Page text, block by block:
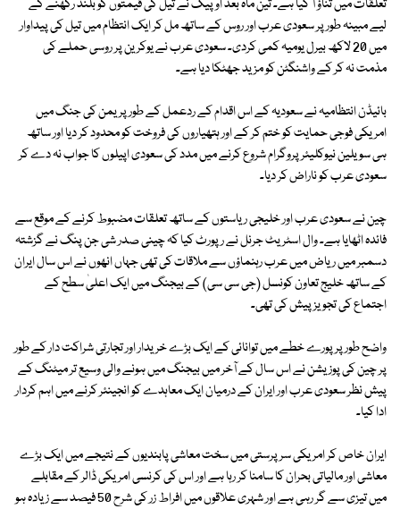
تعلقات میں تناؤ آ گیا ہے۔ تین ماہ بعد اوپیک نے تیل کی قیمتوں کو بلند رکھنے کے
لیے مبینہ طور پر سعودی عرب اور روس کے ساتھ مل کر ایک انتظام میں تیل کی پیداوار
میں 20 لاکھ بیرل یومیہ کمی کردی۔ سعودی عرب نے یوکرین پر روسی حملے کی
مذمت نہ کر کے واشنگٹن کو مزید جھٹکا دیا ہے۔
بائیڈن انتظامیہ نے سعودیہ کے اس اقدام کے ردعمل کے طور پر یمن کی جنگ میں
امریکی فوجی حمایت کو ختم کر کے اور ہتھیاروں کی فروخت کو محدود کر دیا اور ساتھ
ہی سویلین نیوکلیئر پروگرام شروع کرنے میں مدد کی سعودی اپیلوں کا جواب نہ دے کر
سعودی عرب کو ناراض کر دیا۔
چین نے سعودی عرب اور خلیجی ریاستوں کے ساتھ تعلقات مضبوط کرنے کے موقع سے
فائدہ اٹھایا ہے۔ وال اسٹریٹ جرنل نے رپورٹ کیا کہ چینی صدر شی جن پنگ نے گزشتہ
دسمبر میں ریاض میں عرب رہنماؤں سے ملاقات کی تھی جہاں انھوں نے اس سال ایران
کے ساتھ خلیج تعاون کونسل (جی سی سی) کے بیجنگ میں ایک اعلیٰ سطح کے
اجتماع کی تجویز پیش کی تھی۔
واضح طور پر پورے خطے میں توانائی کے ایک بڑے خریدار اور تجارتی شراکت دار کے طور
پر چین کی پوزیشن نے اس سال کے آخر میں بیجنگ میں ہونے والی وسیع تر میٹنگ کے
پیش نظر سعودی عرب اور ایران کے درمیان ایک معاہدے کو انجینئر کرنے میں اہم کردار
ادا کیا۔
ایران خاص کر امریکی سرپرستی میں سخت معاشی پابندیوں کے نتیجے میں ایک بڑے
معاشی اور مالیاتی بحران کا سامنا کر رہا ہے اور اس کی کرنسی امریکی ڈالر کے مقابلے
میں تیزی سے گر رہی ہے اور شہری علاقوں میں افراط زر کی شرح 50 فیصد سے زیادہ ہو